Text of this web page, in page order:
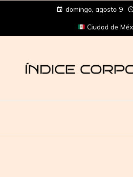
domingo, agosto 9
Ciudad de